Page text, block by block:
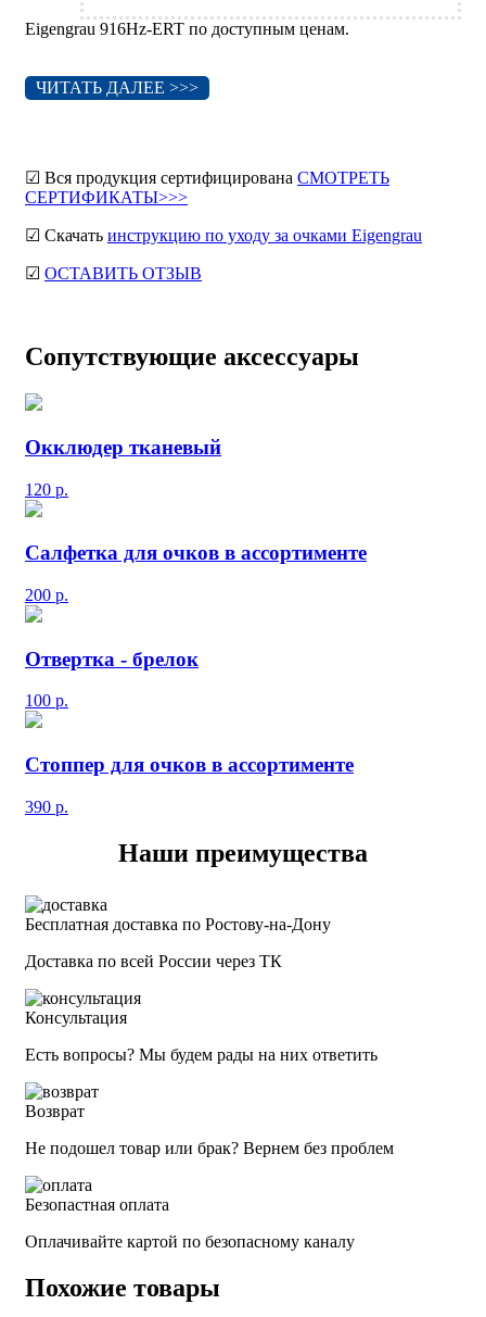
Eigengrau 916Hz-ERT по доступным ценам.
ЧИТАТЬ ДАЛЕЕ >>>
☑ Вся продукция сертифицирована СМОТРЕТЬ
СЕРТИФИКАТЫ>>>
☑ Скачать инструкцию по уходу за очками Eigengrau
☑ ОСТАВИТЬ ОТЗЫВ
Сопутствующие аксессуары
Окклюдер тканевый
120 р.
Салфетка для очков в ассортименте
200 р.
Отвертка - брелок
100 р.
Стоппер для очков в ассортименте
390 р.
Наши преимущества
Бесплатная доставка по Ростову-на-Дону
Доставка по всей России через ТК
Консультация
Есть вопросы? Мы будем рады на них ответить
Возврат
Не подошел товар или брак? Вернем без проблем
Безопастная оплата
Оплачивайте картой по безопасному каналу
Похожие товары